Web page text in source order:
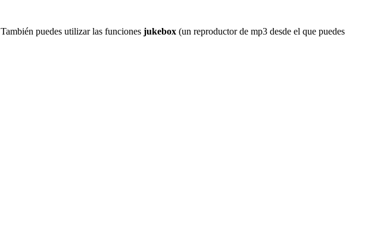
puedes utilizar las funciones jukebox (un reproductor de mp3 desde el que puedes